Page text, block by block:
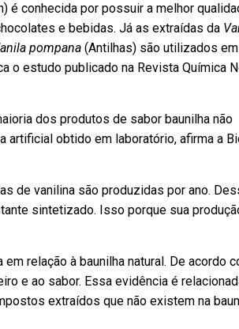
é conhecida por possuir a melhor
e bebidas. Já as extraídas da
pompana (Antilhas) são utilizados em
o estudo publicado na Revista Química
dos produtos de sabor baunilha não
artificial obtido em laboratório, afirma a
de vanilina são produzidas por ano.
sintetizado. Isso porque sua
relação à baunilha natural. De acordo
e ao sabor. Essa evidência é
extraídos que não existem na